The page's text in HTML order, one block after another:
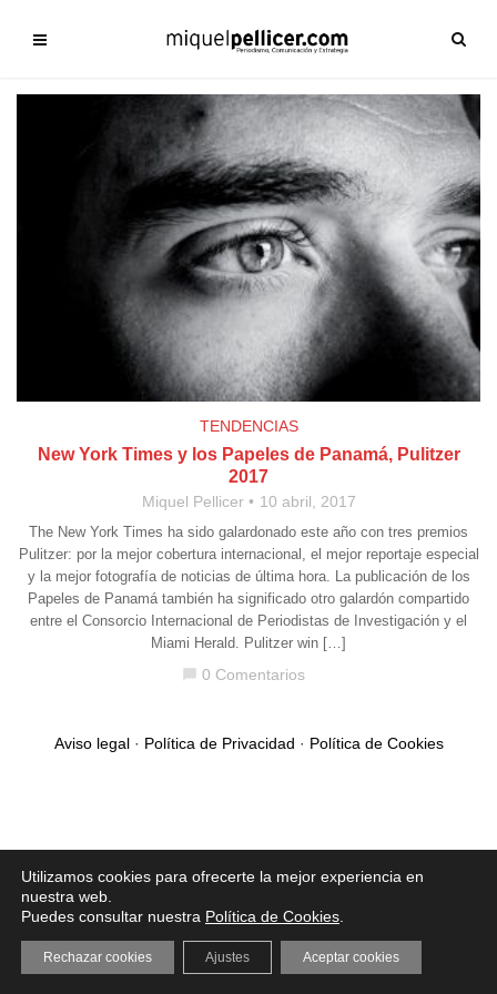
TENDENCIAS
New York Times y los Papeles de Panamá, Pulitzer
2017
Miquel Pellicer 10 abril, 2017
The New York Times ha sido galardonado este año con tres premios
Pulitzer: por la mejor cobertura internacional, el mejor reportaje especial
y la mejor fotografía de noticias de última hora. La publicación de los
Papeles de Panamá también ha significado otro galardón compartido
entre el Consorcio Internacional de Periodistas de Investigación y el
Miami Herald. Pulitzer win […]
chat_bubble 0 Comentarios
Aviso legal· Política de Privacidad · Política de Cookies
Utilizamos cookies para ofrecerte la mejor experiencia en
nuestra web.
Puedes consultar nuestra Política de Cookies
Aceptar cookies
Rechazar cookies Ajustes